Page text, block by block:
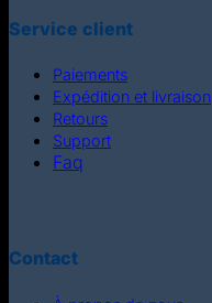
Service client
Paiements
Expédition et livraison
Retours
Support
Faq
Contact